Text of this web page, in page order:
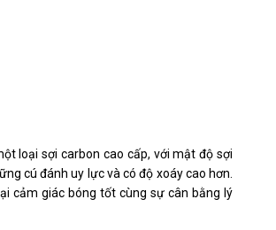
loại sợi carbon cao cấp, với mật độ sợi
cú đánh uy lực và có độ xoáy cao hơn.
cảm giác bóng tốt cùng sự cân bằng lý